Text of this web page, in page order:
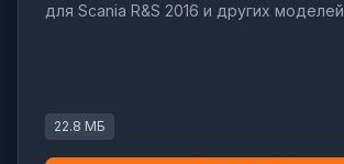
для Scania R&S 2016 и других моделей
22.8 МБ